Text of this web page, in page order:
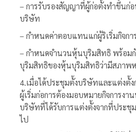
– การรับรองสัญญาที่ผู้ก่อตั้งทำขึ้นก่
บริษัท
– กำหนดค่าตอบแทนแก่ผู้ริเริ่มกิจกา
– กำหนดจำนวนหุ้นบุริมสิทธิ พร้อม
บุริมสิทธิของหุ้นบุริมสิทธิว่ามีสภาพห
4.เมื่อได้ประชุมตั้งบริษัทและแต่งตั้
ผู้เริ่มก่อการต้องมอบหมายกิจการงา
บริษัทที่ได้รับการแต่งตั้งจากที่ประชุ
ไป